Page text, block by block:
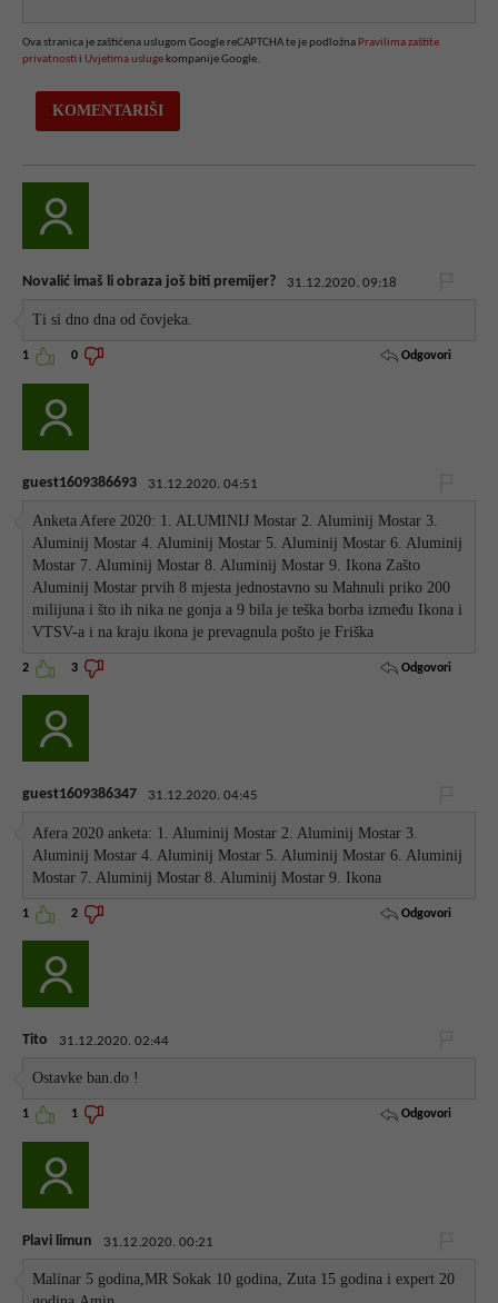
Ova stranica je zaštićena uslugom Google reCAPTCHA te je podložna Pravilima zaštite
privatnosti i Uvjetima usluge kompanije Google.
Novalić imaš li obraza još biti premijer? 31.12.2020. 09:18
Ti si dno dna od čovjeka.
1 0 Odgovori
guest1609386693 31.12.2020. 04:51
Anketa Afere 2020: 1. ALUMINIJ Mostar 2. Aluminij Mostar 3.
Aluminij Mostar 4. Aluminij Mostar 5. Aluminij Mostar 6. Aluminij
Mostar 7. Aluminij Mostar 8. Aluminij Mostar 9. Ikona Zašto
Aluminij Mostar prvih 8 mjesta jednostavno su Mahnuli priko 200
milijuna i što ih nika ne gonja a 9 bila je teška borba između Ikona i
VTSV-a i na kraju ikona je prevagnula pošto je Friška
2 3 Odgovori
guest1609386347 31.12.2020. 04:45
Afera 2020 anketa: 1. Aluminij Mostar 2. Aluminij Mostar 3.
Aluminij Mostar 4. Aluminij Mostar 5. Aluminij Mostar 6. Aluminij
Mostar 7. Aluminij Mostar 8. Aluminij Mostar 9. Ikona
1 2 Odgovori
Tito 31.12.2020. 02:44
Ostavke ban.do !
1 1 Odgovori
Plavi limun 31.12.2020. 00:21
Malinar 5 godina,MR Sokak 10 godina, Zuta 15 godina i expert 20